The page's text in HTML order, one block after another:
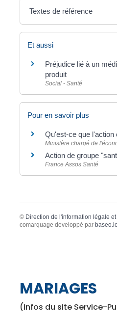
Textes de référence
Et aussi
Préjudice lié à un
produit
Social - Santé
Pour en savoir plus
Qu'est-ce que l'action
Ministère chargé de
Action de groupe
France Assos Santé
© Direction de l'information légale
comarquage developpé par
MARIAGES
(infos du site Service-